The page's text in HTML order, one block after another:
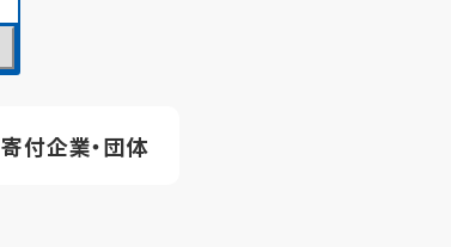
寄付企業・団体